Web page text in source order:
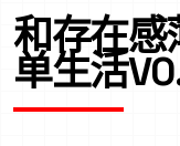
和存在感
单生活